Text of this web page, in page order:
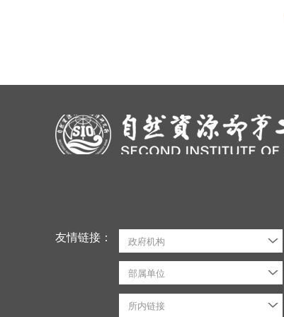
友情链接： 政府机构
部属单位
所内链接